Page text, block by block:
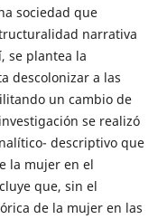
sociedad que
narrativa
se plantea la
descolonizar a las
un cambio de
se realizó
descriptivo que
la mujer en el
que, sin el
de la mujer en las